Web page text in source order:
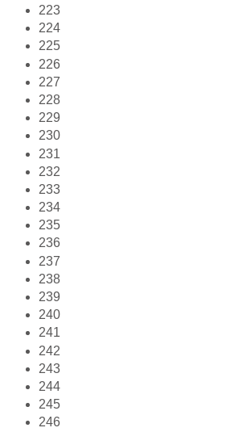
223
224
225
226
227
228
229
230
231
232
233
234
235
236
237
238
239
240
241
242
243
244
245
246